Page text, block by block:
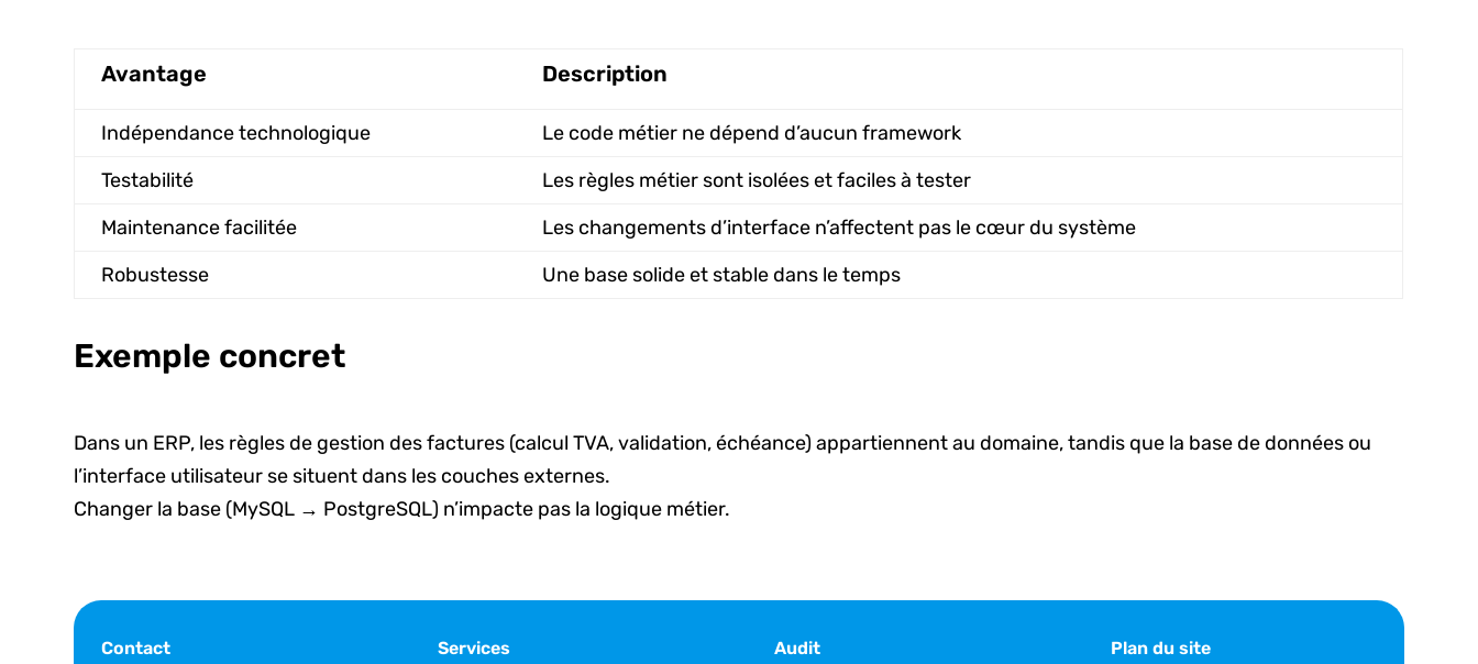
Avantage Description
Indépendance technologique
Le code métier ne dépend d’aucun framework
Testabilité
Les règles métier sont isolées et faciles à tester
Maintenance facilitée
Les changements d’interface n’affectent pas le cœur du système
Robustesse
Une base solide et stable dans le temps
Exemple concret
Dans un ERP, les règles de gestion des factures (calcul TVA, validation, échéance) appartiennent au domaine, tandis que la base de données ou
l’interface utilisateur se situent dans les couches externes.
Changer la base (MySQL → PostgreSQL) n’impacte pas la logique métier.
Contact
Services
Audit
Plan du site